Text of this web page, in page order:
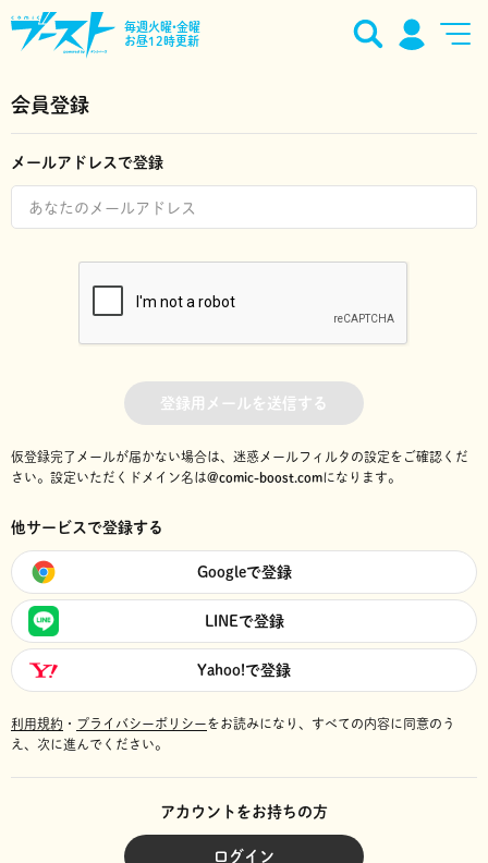
毎週火曜•金曜
お昼12時更新
会員登録
メールアドレスで登録
登録用メールを送信する
仮登録完了メールが届かない場合は、迷惑メールフィルタの設定をご確認くだ
さい。 設定いただくドメイン名は@comic-boost.comになります。
他サービスで登録する
Googleで登録
LINEで登録
Yahoo!で登録
利用規約 ・ プライバシーポリシーをお読みになり、 すべての内容に同意のう
え、次に進んでください。
アカウントをお持ちの方
ログイン